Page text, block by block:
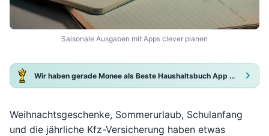
Saisonale Ausgaben mit Apps clever planen
Wir haben gerade Monee als Beste Haushaltsbuch App 2025 ausgezeichnet!
Weihnachtsgeschenke, Sommerurlaub, Schulanfang
und die jährliche Kfz-Versicherung haben etwas